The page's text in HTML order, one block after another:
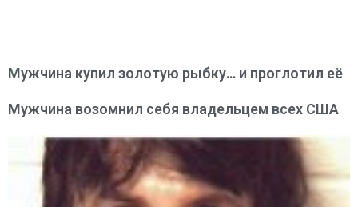
Мужчина купил золотую рыбку… и проглотил её
Мужчина возомнил себя владельцем всех США